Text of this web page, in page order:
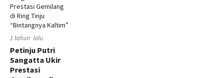
1 tahun lalu
Petinju Putri
Sangatta Ukir
Prestasi